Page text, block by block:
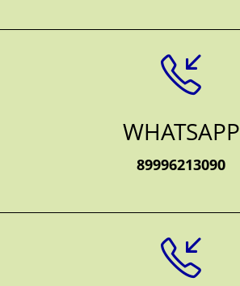
WHATSAPP
89996213090